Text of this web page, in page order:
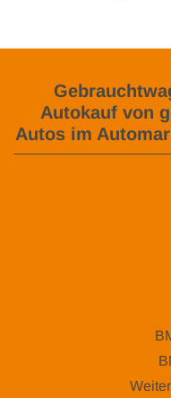
Autokauf von
Autos im